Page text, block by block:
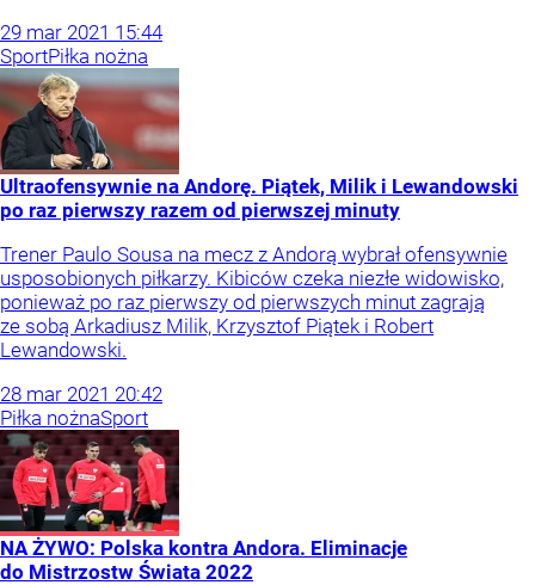
29 mar 2021 15:44
SportPiłka nożna
Ultraofensywnie na Andorę. Piątek, Milik i Lewandowski
po raz pierwszy razem od pierwszej minuty
Trener Paulo Sousa na mecz z Andorą wybrał ofensywnie
usposobionych piłkarzy. Kibiców czeka niezłe widowisko,
ponieważ po raz pierwszy od pierwszych minut zagrają
ze sobą Arkadiusz Milik, Krzysztof Piątek i Robert
Lewandowski.
28 mar 2021 20:42
Piłka nożnaSport
NA ŻYWO: Polska kontra Andora. Eliminacje
do Mistrzostw Świata 2022